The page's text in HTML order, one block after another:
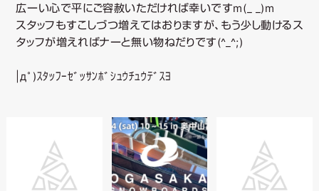
動
広ーい心で平にご容赦いただければ幸いですm(_ _)m
スタッフもすこしづつ増えてはおりますが、もう少し動けるス
タッフが増えればナーと無い物ねだりです(^_^;)
|дﾟ)ｽﾀｯﾌｰｾﾞｯｻﾝﾎﾞｼｭｳﾁｭｳﾃﾞｽﾖ